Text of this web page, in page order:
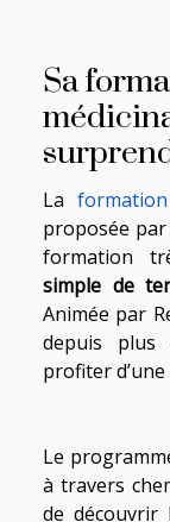
Sa
La
proposée
formation
simple de
Animée par
depuis plus
profiter
Le
à travers
de découvrir